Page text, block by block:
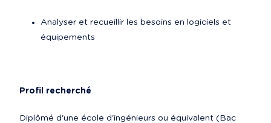
Analyser et recueillir les besoins en logiciels et
équipements
Profil recherché
Diplômé d'une école d'ingénieurs ou équivalent (Bac